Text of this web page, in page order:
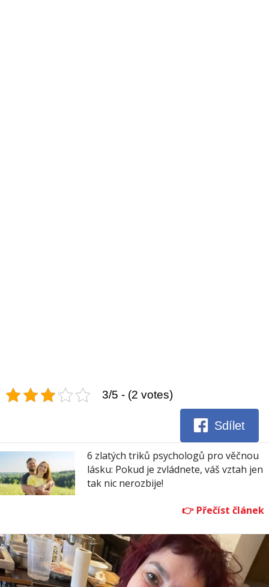
3/5 - (2 votes)
Sdílet
6 zlatých triků psychologů pro věčnou
lásku: Pokud je zvládnete, váš vztah jen
tak nic nerozbije!